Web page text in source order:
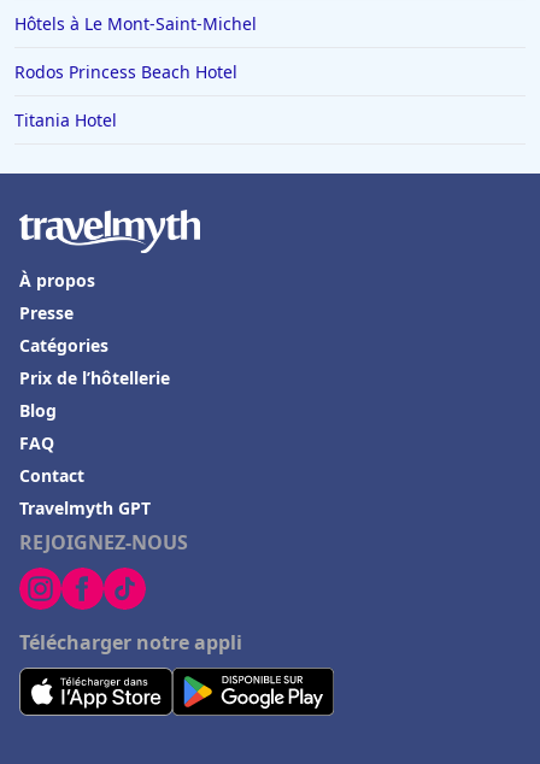
Hôtels à Le Mont-Saint-Michel
Rodos Princess Beach Hotel
Titania Hotel
REJOIGNEZ-NOUS
Télécharger notre appli
À propos
Presse
Catégories
Prix de l’hôtellerie
Blog
FAQ
Contact
Travelmyth GPT